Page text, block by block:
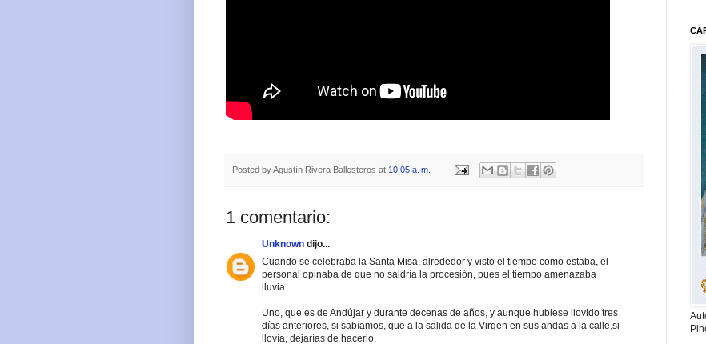
Posted byAgustín Rivera Ballesteros at 10:05 a. m.
1 comentario:
Unknown dijo...
Cuando se celebraba la Santa Misa, alrededor y visto el tiempo como estaba, el
personal opinaba de que no saldría la procesión, pues el tiempo amenazaba
lluvia.
Uno, que es de Andújar y durante decenas de años, y aunque hubiese llovido tres
días anteriores, si sabíamos, que a la salida de la Virgen en sus andas a la calle,si
llovía, dejarías de hacerlo.